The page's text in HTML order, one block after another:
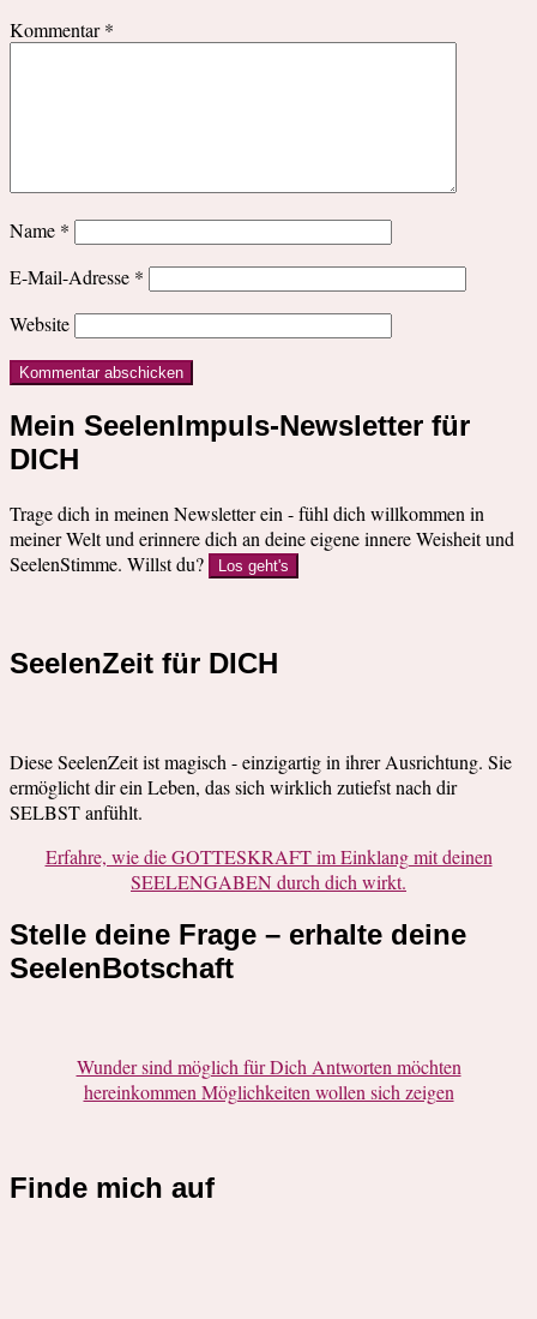
Kommentar*
Name *
E-Mail-Adresse *
Website
Mein SeelenImpuls-Newsletter für
DICH
Trage dich in meinen Newsletter ein - fühl dich willkommen in
meiner Welt und erinnere dich an deine eigene innere Weisheit und
SeelenStimme. Willst du?
Los geht's
SeelenZeit für DICH
Diese SeelenZeit ist magisch - einzigartig in ihrer Ausrichtung. Sie
ermöglicht dir ein Leben, das sich wirklich zutiefst nach dir
SELBST anfühlt.
Erfahre, wie die GOTTESKRAFT im Einklang mit deinen
SEELENGABEN durch dich wirkt.
Stelle deine Frage – erhalte deine
SeelenBotschaft
Wunder sind möglich für Dich Antworten möchten
hereinkommen Möglichkeiten wollen sich zeigen
Finde mich auf